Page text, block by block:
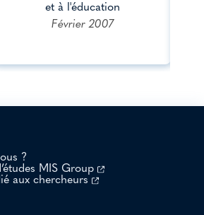
et à l'éducation
Février 2007
?
MIS Group
aux chercheurs